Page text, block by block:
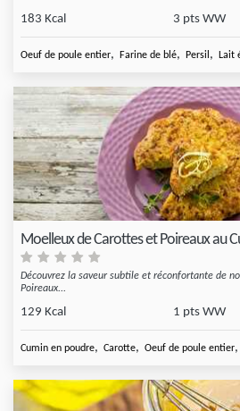
183 Kcal 3 pts WW
Oeuf de poule entier, Farine de blé, Persil , Lait
Moelleux de Carottes et Poireaux au
Découvrez la saveur subtile et réconfortante de
Poireaux...
129 Kcal 1 pts WW
Cumin en poudre, Carotte, Oeuf de poule entier,